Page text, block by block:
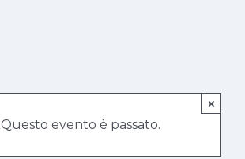
Questo evento è passato.
×